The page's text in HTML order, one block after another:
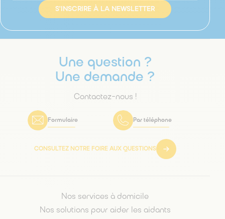
S'INSCRIRE À LA NEWSLETTER
Une question ?
Une demande ?
Contactez-nous !
Formulaire Par téléphone
CONSULTEZ NOTRE FOIRE AUX QUESTIONS
Nos services à domicile
Nos solutions pour aider les aidants